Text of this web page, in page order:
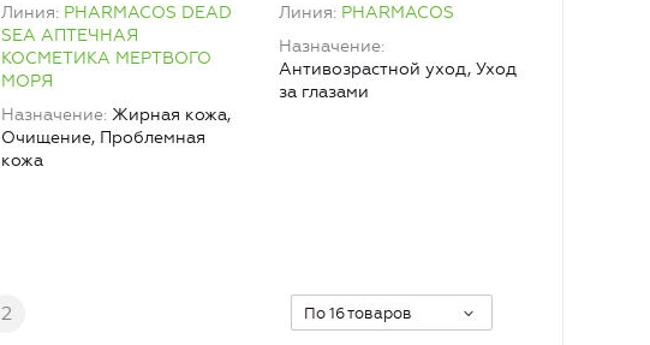
проблемной кожи
Линия PHARMACOS DEAD
SEA АПТЕЧНАЯ
КОСМЕТИКА МЕРТВОГО
МОРЯ
Назначение Жирная кожа,
Очищение, Проблемная
кожа
Линия PHARMACOS
Назначение
Антивозрастной уход, Уход
за глазами
2 По 16 товаров